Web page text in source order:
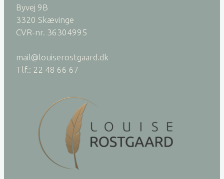
Byvej 9B
3320 Skævinge
CVR-nr. 36304995
mail@louiserostgaard.dk
Tlf.: 22 48 66 67